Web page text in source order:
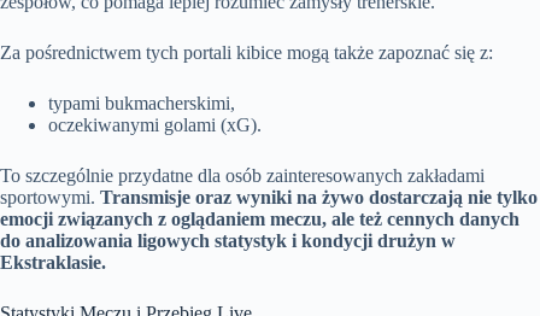
Za pośrednictwem tych portali kibice mogą także zapoznać się z:
typami bukmacherskimi,
oczekiwanymi golami (xG).
To szczególnie przydatne dla osób zainteresowanych zakładami
sportowymi. Transmisje oraz wyniki na żywo dostarczają nie tylko
emocji związanych z oglądaniem meczu, ale też cennych danych
do analizowania ligowych statystyk i kondycji drużyn w
Ekstraklasie.